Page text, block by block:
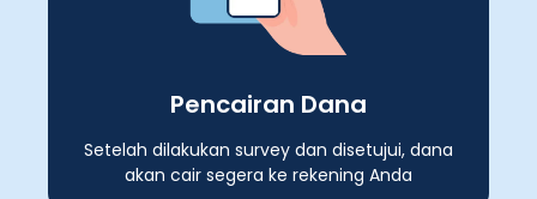
Pencairan Dana
Setelah dilakukan survey dan disetujui, dana
akan cair segera ke rekening Anda